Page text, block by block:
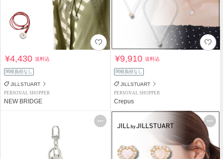
¥4,430送料込
関税負担なし
JILLSTUART
PERSONAL SHOPPER
NEW BRIDGE
¥9,910送料込
関税負担なし
JILLSTUART
PERSONAL SHOPPER
Crepus